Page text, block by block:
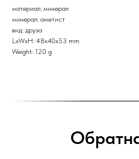
материал: минерал
минерал: аметист
вид: друза
LxWxH: 48x40x53 mm
Weight: 120 g